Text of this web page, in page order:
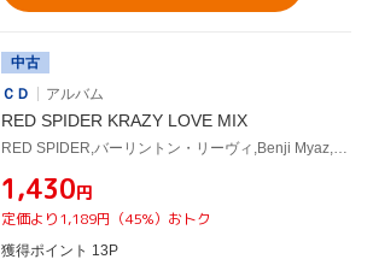
中古
ＣＤ
アルバム
RED SPIDER KRAZY LOVE MIX
¥1,430円
定価より1,189円（45%）おトク
獲得ポイント 13P